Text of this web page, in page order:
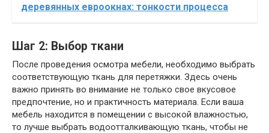
деревянных евроокнах: тонкости процесса
Шаг 2: Выбор ткани
После проведения осмотра мебели, необходимо выбрать
соответствующую ткань для перетяжки. Здесь очень
важно принять во внимание не только свое вкусовое
предпочтение, но и практичность материала. Если ваша
мебель находится в помещении с высокой влажностью,
то лучше выбрать водоотталкивающую ткань, чтобы не